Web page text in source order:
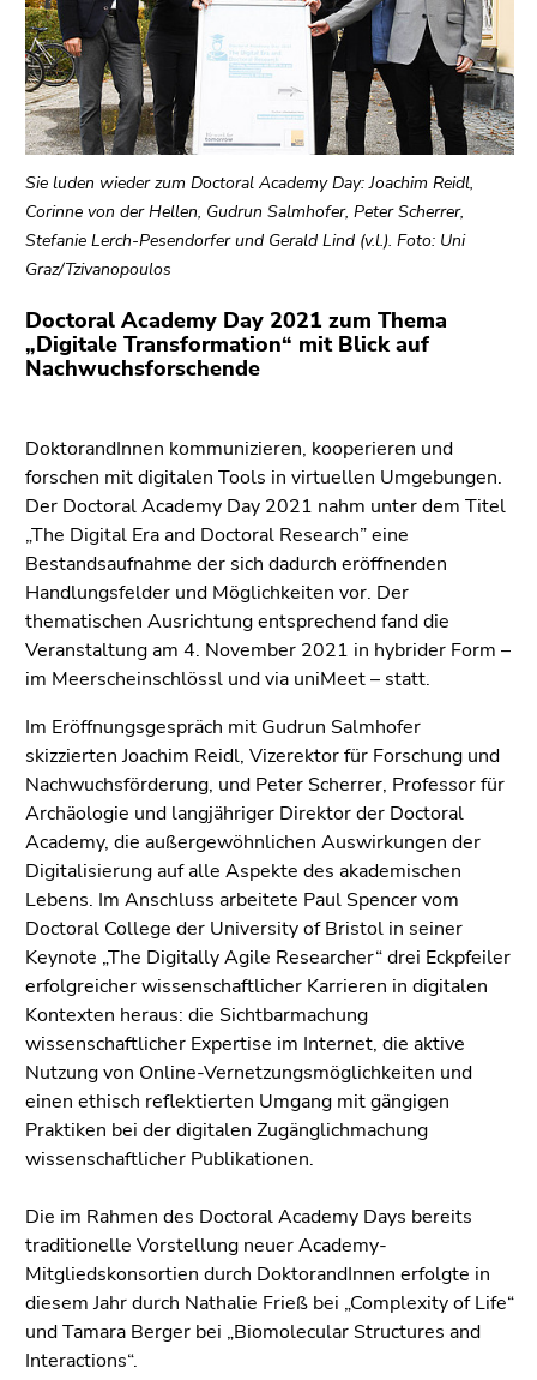
Sie diesen
Link.
Zum
Inhalt
(Zugriffstaste
1)
Zur
Positionsanzeige
(Zugriffstaste
2)
Zur
Hauptnavigation
Zu
den
Zusatzinformationen
(Zugriffstaste
5)
Zu
den
Seiteneinstellungen
(Benutzer/Sprache)
(Zugriffstaste
8)
Zur
Suche
(Zugriffstaste
9)
Sie luden wieder zum Doctoral Academy Day: Joachim Reidl,
Corinne von der Hellen, Gudrun Salmhofer, Peter Scherrer,
Stefanie Lerch-Pesendorfer und Gerald Lind (v.l.). Foto: Uni
Graz/Tzivanopoulos
Doctoral Academy Day 2021 zum Thema
„Digitale Transformation“ mit Blick auf
Nachwuchsforschende
DoktorandInnen kommunizieren, kooperieren und
forschen mit digitalen Tools in virtuellen Umgebungen.
Der Doctoral Academy Day 2021 nahm unter dem Titel
„The Digital Era and Doctoral Research” eine
Bestandsaufnahme der sich dadurch eröffnenden
Handlungsfelder und Möglichkeiten vor. Der
thematischen Ausrichtung entsprechend fand die
Veranstaltung am 4. November 2021 in hybrider Form –
im Meerscheinschlössl und via uniMeet – statt.
Im Eröffnungsgespräch mit Gudrun Salmhofer
skizzierten Joachim Reidl, Vizerektor für Forschung und
Nachwuchsförderung, und Peter Scherrer, Professor für
Archäologie und langjähriger Direktor der Doctoral
Academy, die außergewöhnlichen Auswirkungen der
Digitalisierung auf alle Aspekte des akademischen
Lebens. Im Anschluss arbeitete Paul Spencer vom
Doctoral College der University of Bristol in seiner
Keynote „The Digitally Agile Researcher“ drei Eckpfeiler
erfolgreicher wissenschaftlicher Karrieren in digitalen
Kontexten heraus: die Sichtbarmachung
wissenschaftlicher Expertise im Internet, die aktive
Nutzung von Online-Vernetzungsmöglichkeiten und
einen ethisch reflektierten Umgang mit gängigen
Praktiken bei der digitalen Zugänglichmachung
wissenschaftlicher Publikationen.
Die im Rahmen des Doctoral Academy Days bereits
traditionelle Vorstellung neuer Academy-
Mitgliedskonsortien durch DoktorandInnen erfolgte in
diesem Jahr durch Nathalie Frieß bei „Complexity of Life“
und Tamara Berger bei „Biomolecular Structures and
Interactions“.